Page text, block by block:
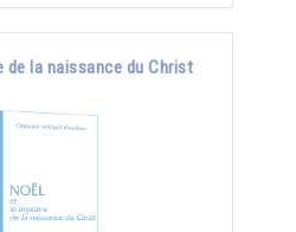
de la naissance du Christ